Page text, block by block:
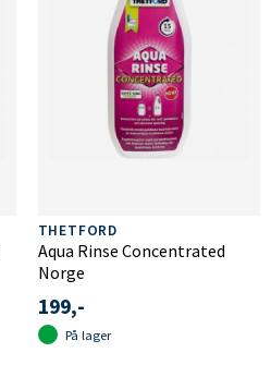
THETFORD
Aqua Rinse Concentrated
Norge
199,-
På lager